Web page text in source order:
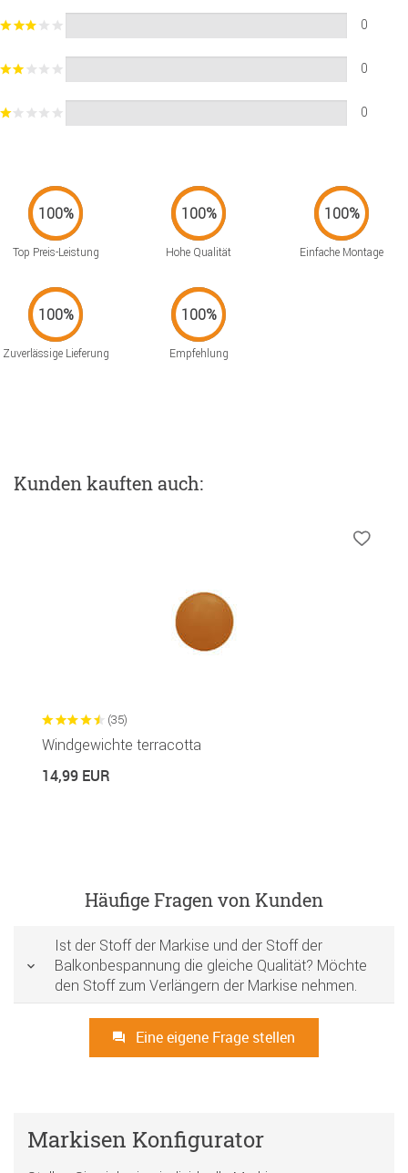
0
0
0
Top Preis-Leistung Hohe Qualität Einfache Montage
Zuverlässige Lieferung Empfehlung
Kunden kauften auch:
(35)
Windgewichte terracotta
14,99 EUR
Häufige Fragen von Kunden
Ist der Stoff der Markise und der Stoff der
Balkonbespannung die gleiche Qualität? Möchte
den Stoff zum Verlängern der Markise nehmen.
Eine eigene Frage stellen
Markisen Konfigurator